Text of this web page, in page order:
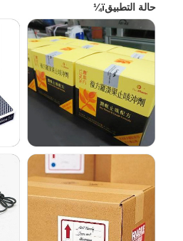
حالة التطبيقï¼